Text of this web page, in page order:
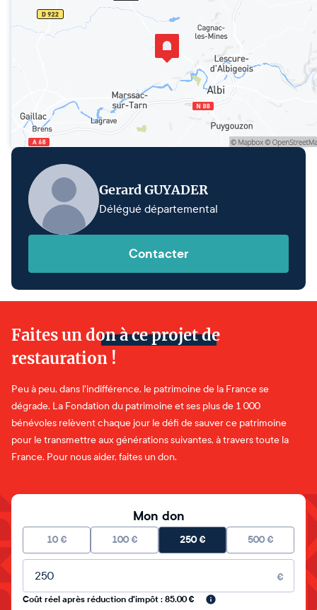
Gerard GUYADER
Délégué départemental
Contacter
Faites un don à ce projet de
restauration !
Peu à peu, dans l'indifférence, le patrimoine de la France se
dégrade. La Fondation du patrimoine et ses plus de 1 000
bénévoles relèvent chaque jour le défi de sauver ce patrimoine
pour le transmettre aux générations suivantes, à travers toute la
France. Pour nous aider, faites un don.
Mon don
10 € 100 € 250€ 500 €
Montant libre
€
Coût réel après réduction d'impôt : 85.00 €